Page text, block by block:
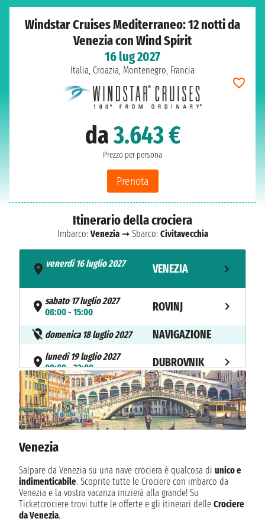
Windstar Cruises Mediterraneo: 12 notti da
Venezia con Wind Spirit
16 lug 2027
Italia, Croazia, Montenegro, Francia
da3.643 €
Prezzo per persona
Prenota
Itinerario della crociera
Imbarco: Venezia➞ Sbarco: Civitavecchia
venerdì 16 luglio 2027
VENEZIA
sabato 17 luglio 2027
08:00 - 15:00
ROVINJ
domenica 18 luglio 2027 NAVIGAZIONE
lunedì 19 luglio 2027
09:00 - 22:00
DUBROVNIK
martedì 20 luglio 2027
08:00 - 15:00
KOTOR
mercoledì 21 luglio 2027 NAVIGAZIONE
giovedì 22 luglio 2027
venerdì 23 luglio 2027
10:00 - 23:59
SORRENTO
Venezia
Salpare da Venezia su una nave crociera è qualcosa di unico e
indimenticabile. Scoprite tutte le Crociere con imbarco da
Venezia e la vostra vacanza inizierà alla grande! Su
Ticketcrociere trovi tutte le offerte e gli itinerari delle Crociere
da Venezia.